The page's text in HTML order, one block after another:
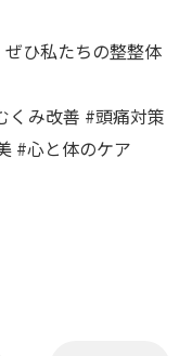
ひ私たちの整整体
くみ改善 #頭痛対策
#心と体のケア